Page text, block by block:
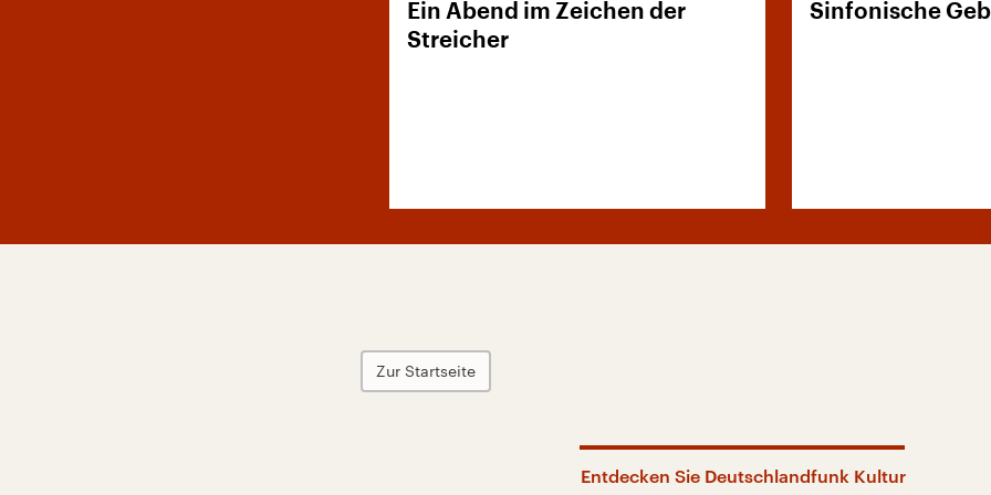
Ein Abend im Zeichen der
Streicher
Sinfonische
Zur Startseite
Entdecken Sie Deutschlandfunk Kultur